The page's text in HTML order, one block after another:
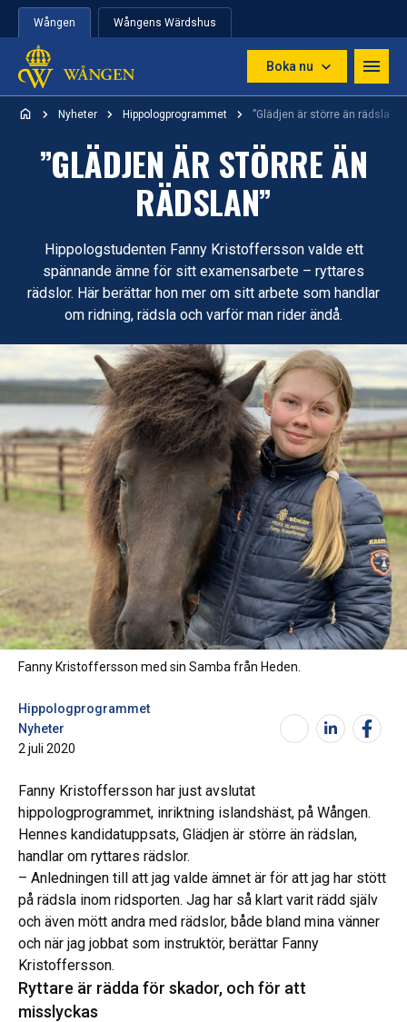
Hoppa till innehåll
Wången Wångens Wärdshus
Boka nu
Nyheter Hippologprogrammet ”Glädjen är större än rädslan”
”GLÄDJEN ÄR STÖRRE ÄN
RÄDSLAN”
Hippologstudenten Fanny Kristoffersson valde ett
spännande ämne för sitt examensarbete – ryttares
rädslor. Här berättar hon mer om sitt arbete som handlar
om ridning, rädsla och varför man rider ändå.
Fanny Kristoffersson med sin Samba från Heden.
Hippologprogrammet
Nyheter
2 juli 2020
Fanny Kristoffersson har just avslutat
hippologprogrammet, inriktning islandshäst, på Wången.
Hennes kandidatuppsats, Glädjen är större än rädslan,
handlar om ryttares rädslor.
– Anledningen till att jag valde ämnet är för att jag har stött
på rädsla inom ridsporten. Jag har så klart varit rädd själv
och även mött andra med rädslor, både bland mina vänner
och när jag jobbat som instruktör, berättar Fanny
Kristoffersson.
Ryttare är rädda för skador, och för att
misslyckas